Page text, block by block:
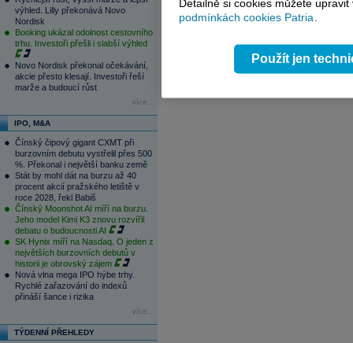
výhled. Lilly překonává Novo
Nordisk
Booking ukázal odolnost cestovního
trhu. Investoři přešli i slabší výhled
Novo Nordisk překonal očekávání,
akcie přesto klesají. Investoři řeší
marže a budoucí růst
více...
IPO, M&A
Čínský čipový gigant CXMT při
burzovním debutu vystřelil přes 500
%. Překonal i největší banku země
Stát by mohl dát na burzu až 40
procent akcií pražského letiště v
roce 2028, řekl Babiš
Čínský Moonshot AI míří na burzu.
Jeho model Kimi K3 znovu rozvířil
debatu o budoucnosti AI
SK Hynix míří na Nasdaq. O jeden z
největších burzovních debutů v
historii je obrovský zájem
Nová vlna mega IPO hýbe trhy.
Rychlé zařazování do indexů
přináší šance i rizika
více...
TÝDENNÍ PŘEHLEDY
06.08.2026
15:57 ČNB ve vyčkávacím režimu, zvýšení
Detailně si cookies můžete
podmínkách cookies Patria.
Použít jen